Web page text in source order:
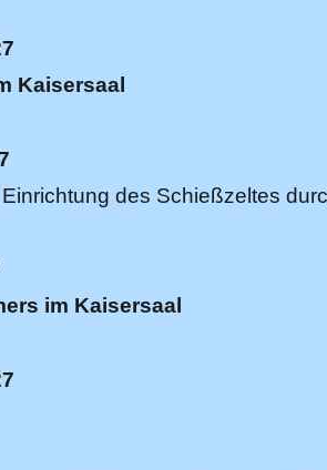
Kaisersaal
des Schießzeltes
im Kaisersaal